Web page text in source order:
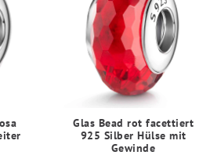
Glas Bead rot facettiert
925 Silber Hülse mit
Gewinde